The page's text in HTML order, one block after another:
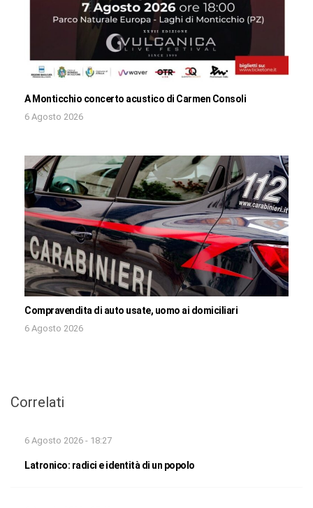
A Monticchio concerto acustico di Carmen Consoli
6 Agosto 2026
Compravendita di auto usate, uomo ai domiciliari
6 Agosto 2026
Correlati
6 Agosto 2026 - 18:27
Latronico: radici e identità di un popolo